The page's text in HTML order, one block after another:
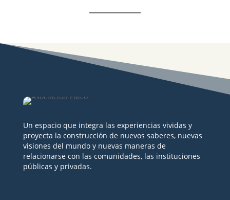
Un espacio que integra las experiencias vividas y
proyecta la construcción de nuevos saberes, nuevas
visiones del mundo y nuevas maneras de
relacionarse con las comunidades, las instituciones
públicas y privadas.